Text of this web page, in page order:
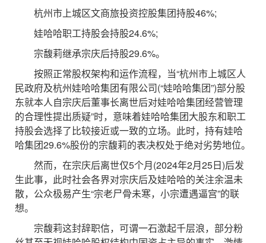
杭州市上城区文商旅投资控股集团持股46%;
娃哈哈职工持股会持股24.6%;
宗馥莉继承宗庆后持股29.6%。
按照正常股权架构和运作流程，当“杭州市上城区人
民政府及杭州娃哈哈集团有限公司(“娃哈哈集团”)部分股
东就本人自宗庆后董事长离世后对娃哈哈集团经营管理
的合理性提出质疑”时，意味着娃哈哈集团大股东和职工
持股会选择了比较接近或一致的立场。此时，持有娃哈
哈集团29.6%股份的宗馥莉的表决权处于绝对劣势地位。
然而，在宗庆后离世仅5个月(2024年2月25日)后发
生此事，此时社会各界对宗庆后及娃哈哈的关注余温未
散，公众极易产生“宗老尸骨未寒，小宗遭遇逼宫”的联
想。
宗馥莉这封辞职信，可谓一石激起千层浪，部分粉